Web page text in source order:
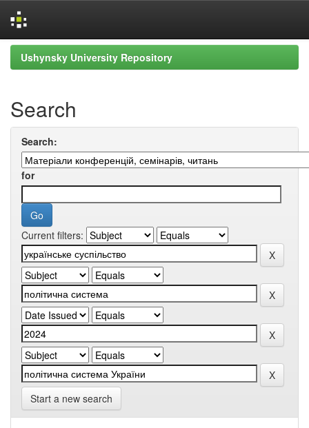
Skip
navigation
Ushynsky University Repository
Search
Search:
for
Current filters:
Start a new search